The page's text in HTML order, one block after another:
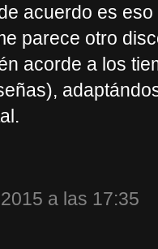
acuerdo es
parece otro
acorde a los
a las 17:35